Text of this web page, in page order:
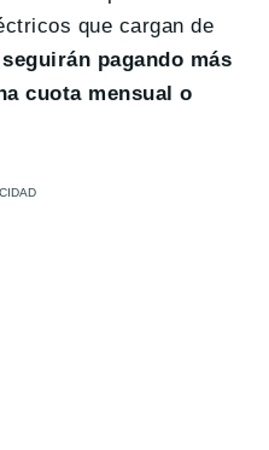
que cargan de
seguirán pagando más
cuota mensual o